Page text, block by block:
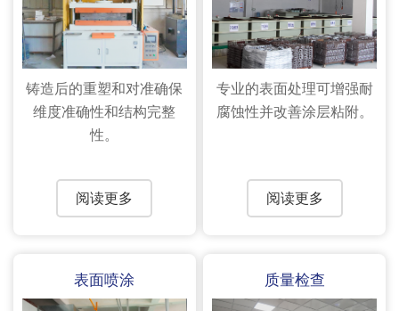
铸造后的重塑和对准确保
维度准确性和结构完整
性。
阅读更多
专业的表面处理可增强耐
腐蚀性并改善涂层粘附。
阅读更多
表面喷涂 质量检查